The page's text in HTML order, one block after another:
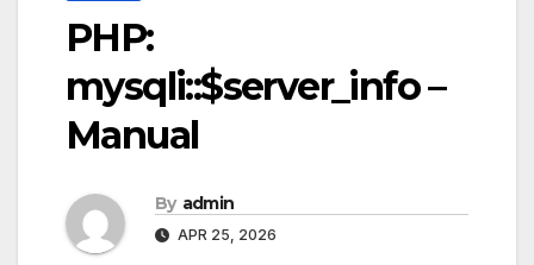
PHP:
mysqli::$server_info –
Manual
By admin
APR 25, 2026